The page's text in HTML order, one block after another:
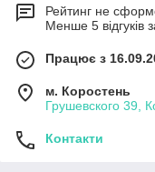
Рейтинг не
Менше 5 відгуків
Працює з
м. Коростень
Грушевского 39,
Контакти